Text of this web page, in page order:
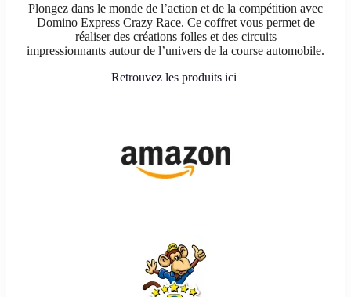
Plongez dans le monde de l’action et de la compétition avec
Domino Express Crazy Race. Ce coffret vous permet de
réaliser des créations folles et des circuits
impressionnants autour de l’univers de la course automobile.
Retrouvez les produits ici